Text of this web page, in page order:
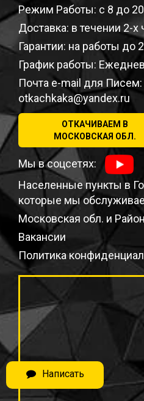
Режим Работы: с 8 до
Доставка: в течении 2-х
Гарантии: на работы до
График работы:
Почта e-mail для Писем:
otkachkaka@yandex.ru
ОТКАЧИВАЕМ В
МОСКОВСКАЯ ОБЛ.
Мы в соцсетях:
Населенные пункты в
которые мы
Московская обл. и
Вакансии
Политика
Написать